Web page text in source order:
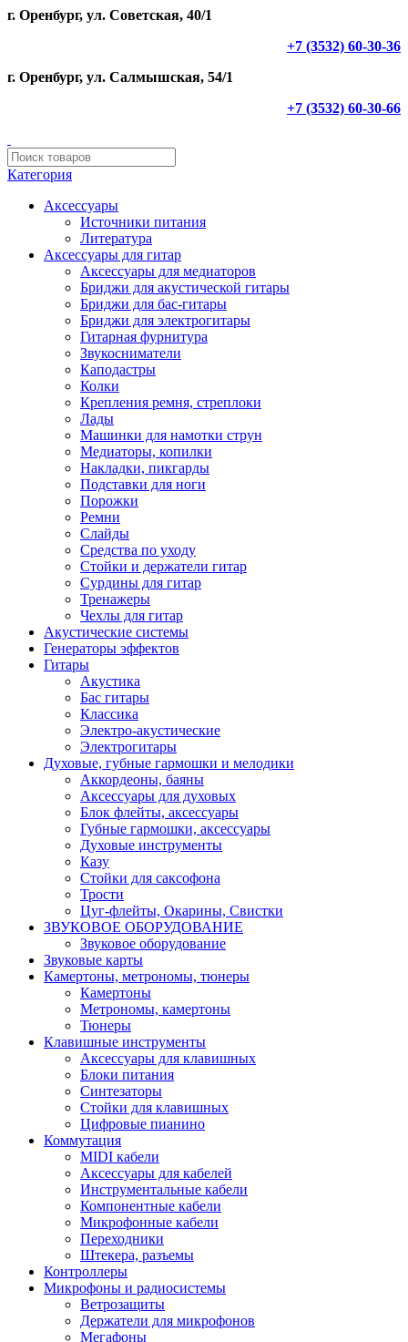
г. Оренбург, ул. Советская, 40/1
+7 (3532) 60-30-36
г. Оренбург, ул. Салмышская, 54/1
+7 (3532) 60-30-66
Категория
Аксессуары
Источники питания
Литература
Аксессуары для гитар
Аксессуары для медиаторов
Бриджи для акустической гитары
Бриджи для бас-гитары
Бриджи для электрогитары
Гитарная фурнитура
Звукосниматели
Каподастры
Колки
Крепления ремня, стреплоки
Лады
Машинки для намотки струн
Медиаторы, копилки
Накладки, пикгарды
Подставки для ноги
Порожки
Ремни
Слайды
Средства по уходу
Стойки и держатели гитар
Сурдины для гитар
Тренажеры
Чехлы для гитар
Акустические системы
Генераторы эффектов
Гитары
Акустика
Бас гитары
Классика
Электро-акустические
Электрогитары
Духовые, губные гармошки и мелодики
Аккордеоны, баяны
Аксессуары для духовых
Блок флейты, аксессуары
Губные гармошки, аксессуары
Духовые инструменты
Казу
Стойки для саксофона
Трости
Цуг-флейты, Окарины, Свистки
ЗВУКОВОЕ ОБОРУДОВАНИЕ
Звуковое оборудование
Звуковые карты
Камертоны, метрономы, тюнеры
Камертоны
Метрономы, камертоны
Тюнеры
Клавишные инструменты
Аксессуары для клавишных
Блоки питания
Синтезаторы
Стойки для клавишных
Цифровые пианино
Коммутация
MIDI кабели
Аксессуары для кабелей
Инструментальные кабели
Компонентные кабели
Микрофонные кабели
Переходники
Штекера, разъемы
Контроллеры
Микрофоны и радиосистемы
Ветрозащиты
Держатели для микрофонов
Мегафоны